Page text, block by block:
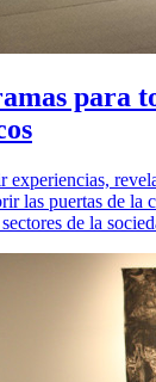
para
experiencias,
las puertas de la
de la